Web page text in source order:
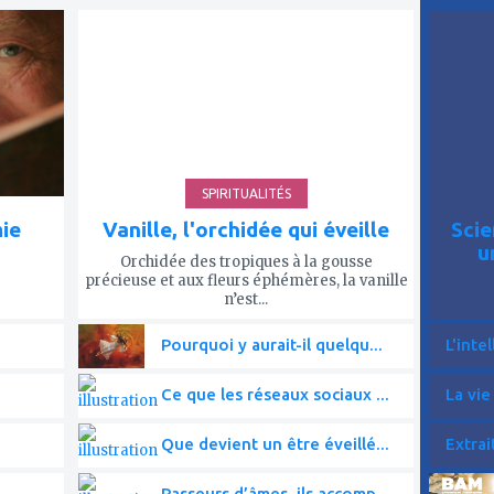
SPIRITUALITÉS
Vanille, l'orchidée qui éveille
Orchidée des tropiques à la gousse
précieuse et aux fleurs éphémères, la vanille
n’est...
Pourquoi y aurait-il quelqu...
Ce que les réseaux sociaux ...
Que devient un être éveillé...
La